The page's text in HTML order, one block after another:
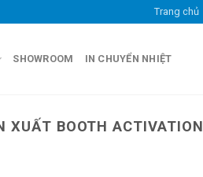
Trang chủ
SHOWROOM IN CHUYỂN NHIỆT
XUẤT BOOTH ACTIVATION